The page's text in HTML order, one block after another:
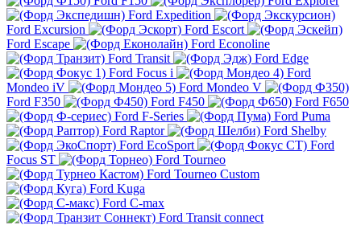
Ford Expedition
Ford Excursion
Ford Escort
Ford Escape
Ford Econoline
Ford Transit
Ford Edge
Ford Focus i
Ford
Mondeo iV
Ford Mondeo V
Ford F350
Ford F450
Ford F650
Ford F-Series
Ford Puma
Ford Raptor
Ford Shelby
Ford EcoSport
Ford
Focus ST
Ford Tourneo
Ford Tourneo Custom
Ford Kuga
Ford C-max
Ford Transit connect